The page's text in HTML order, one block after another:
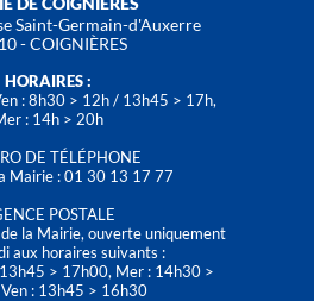
Saint-Germain-d'Auxerre
- COIGNIÈRES
HORAIRES :
: 8h30 > 12h / 13h45 > 17h,
: 14h > 20h
DE TÉLÉPHONE
Mairie : 01 30 13 17 77
POSTALE
de la Mairie, ouverte uniquement
aux horaires suivants :
> 17h00, Mer : 14h30 >
: 13h45 > 16h30